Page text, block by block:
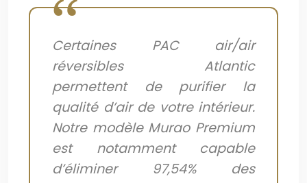
Certaines PAC air/air
réversibles Atlantic
permettent de purifier la
qualité d’air de votre intérieur.
Notre modèle Murao Premium
est notamment capable
d’éliminer 97,54% des